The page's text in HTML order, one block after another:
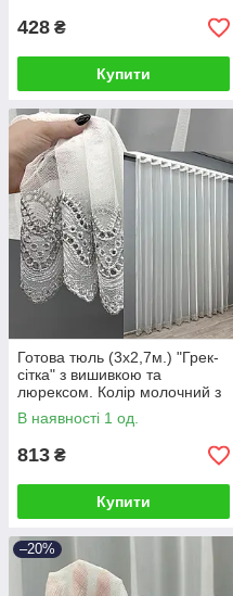
428 ₴
Купити
Готова тюль (3х2,7м.) "Грек-
сітка" з вишивкою та
люрексом. Колір молочний з
сірим. Код 1830т 42-0816
В наявності 1 од.
813 ₴
Купити
–20%